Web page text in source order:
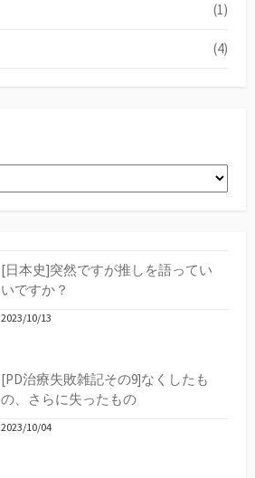
(1)
(4)
[日本史]突然ですが推しを語ってい
いですか？
2023/10/13
[PD治療失敗雑記その9]なくしたも
の、さらに失ったもの
2023/10/04